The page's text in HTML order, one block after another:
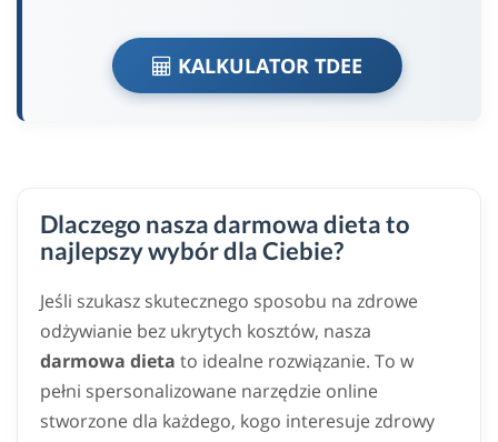
KALKULATOR TDEE
Dlaczego nasza darmowa dieta to
najlepszy wybór dla Ciebie?
Jeśli szukasz skutecznego sposobu na zdrowe
odżywianie bez ukrytych kosztów, nasza
darmowa dieta to idealne rozwiązanie. To w
pełni spersonalizowane narzędzie online
stworzone dla każdego, kogo interesuje zdrowy